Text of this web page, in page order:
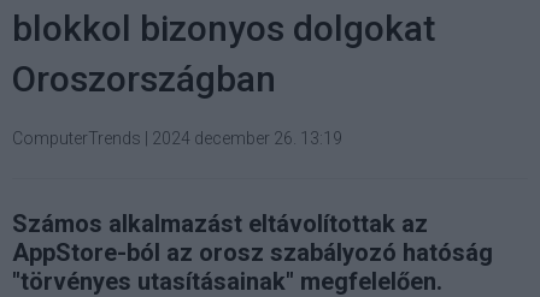
blokkol bizonyos dolgokat
Oroszországban
ComputerTrends 2024 december 26. 13:19
Számos alkalmazást eltávolítottak az
AppStore-ból az orosz szabályozó hatóság
"törvényes utasításainak" megfelelően.